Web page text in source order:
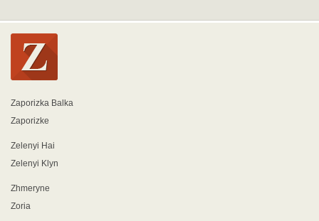
Zaporizka Balka
Zaporizke
Zelenyi Hai
Zelenyi Klyn
Zhmeryne
Zoria